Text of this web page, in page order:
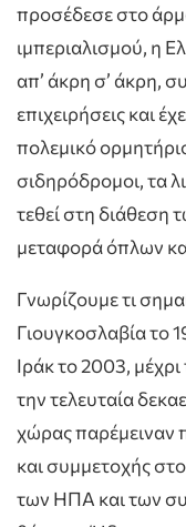
προσέδεσε στο
ιμπεριαλισμού, η
απ’ άκρη σ’ άκρη,
επιχειρήσεις και
πολεμικό
σιδηρόδρομοι, τα
τεθεί στη διάθεση
μεταφορά όπλων
Γνωρίζουμε τι
Γιουγκοσλαβία το
Ιράκ το 2003,
την τελευταία
χώρας παρέμειναν
και συμμετοχής
των ΗΠΑ και των